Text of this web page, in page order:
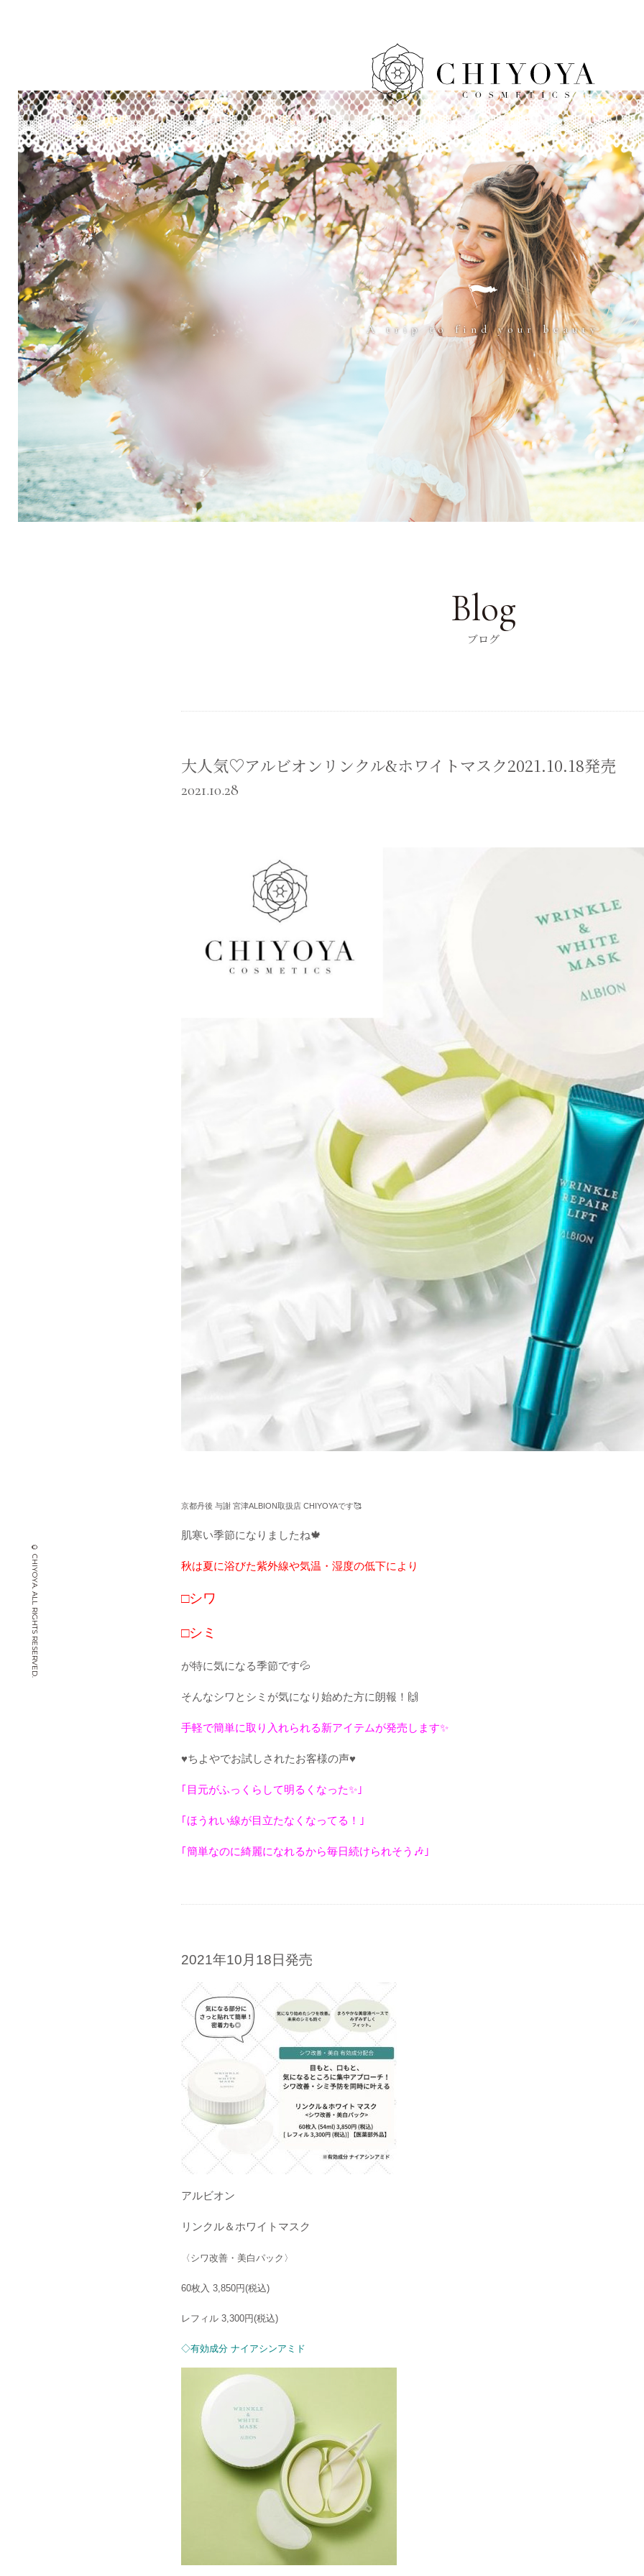
A trip to find your beauty
Blog
ブログ
大人気♡アルビオンリンクル&ホワイトマスク2021.10.18発売
2021.10.28
京都丹後 与謝 宮津ALBION取扱店 CHIYOYAです🥰
肌寒い季節になりましたね🍁
秋は夏に浴びた紫外線や気温・湿度の低下により
□シワ
□シミ
が特に気になる季節です💦
そんなシワとシミが気になり始めた方に朗報！ 🙌
手軽で簡単に取り入れられる新アイテムが発売します✨
♥️ちよやでお試しされたお客様の声♥️
｢目元がふっくらして明るくなった✨ ｣
｢ほうれい線が目立たなくなってる！｣
｢簡単なのに綺麗になれるから毎日続けられそう 🎶 ｣
2021年10月 18 日発売
アルビオン
リンクル＆ホワイトマスク
〈シワ改善・美白パック〉
60枚入 3,850円(税込)
レフィル 3,300円(税込)
◇有効成分 ナイアシンアミド
© CHIYOYA. ALL RIGHTS RESERVED.